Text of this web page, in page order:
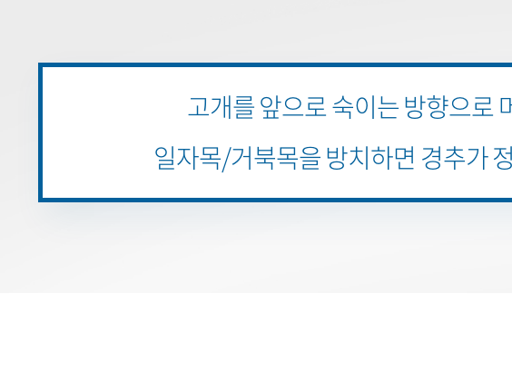
고개를 앞으로 숙이는 방향으로
일자목/거북목을 방치하면 경추가